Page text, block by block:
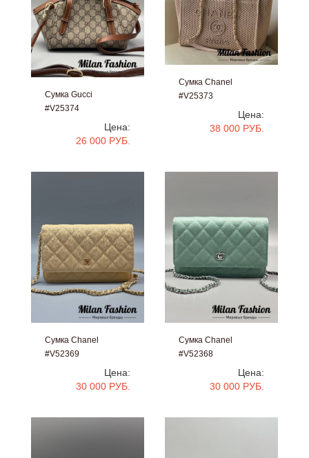
Сумка Gucci
#V25374
Цена:
26 000 РУБ.
Сумка Chanel
#V25373
Цена:
38 000 РУБ.
Сумка Chanel
#V52369
Цена:
30 000 РУБ.
Сумка Chanel
#V52368
Цена:
30 000 РУБ.